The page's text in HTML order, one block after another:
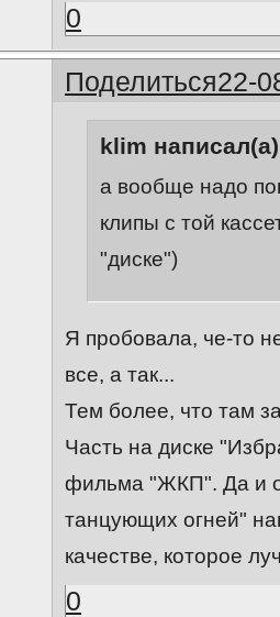
0
Поделиться22-
klim
а вообще надо
клипы с той
"диске")
Я пробовала, че-то
все, а так...
Тем более, что там
Часть на диске
фильма "ЖКП". Да и
танцующих огней"
качестве, которое
0